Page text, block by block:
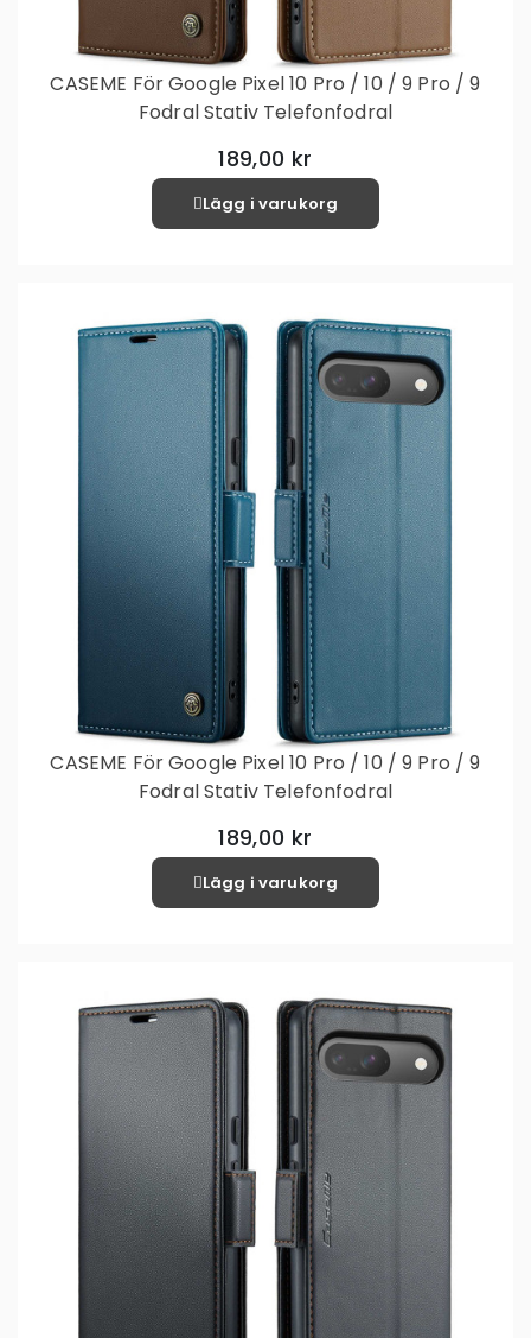
CASEME För Google Pixel 10 Pro / 10 / 9 Pro / 9
Fodral Stativ Telefonfodral
189,00 kr
Lägg i varukorg
CASEME För Google Pixel 10 Pro / 10 / 9 Pro / 9
Fodral Stativ Telefonfodral
189,00 kr
Lägg i varukorg